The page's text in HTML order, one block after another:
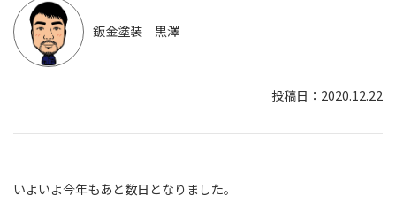
鈑金塗装 黒澤
2020.12.22
いよいよ今年もあと数日となりました。